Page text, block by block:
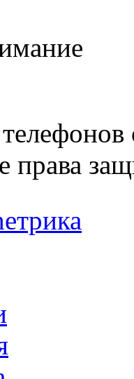
права